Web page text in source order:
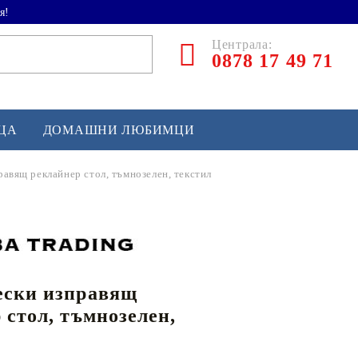
Централа:
0878 17 49 71
и софтбол
и лакрос
ДОМАШНИ ЛЮБИМЦИ
реклайнер стол, тъмнозелен, текстил
изправящ
тъмнозелен,